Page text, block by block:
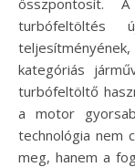
turbófeltöltés
kategóriás
turbófeltöltő
a motor
technológia nem
meg, hanem a